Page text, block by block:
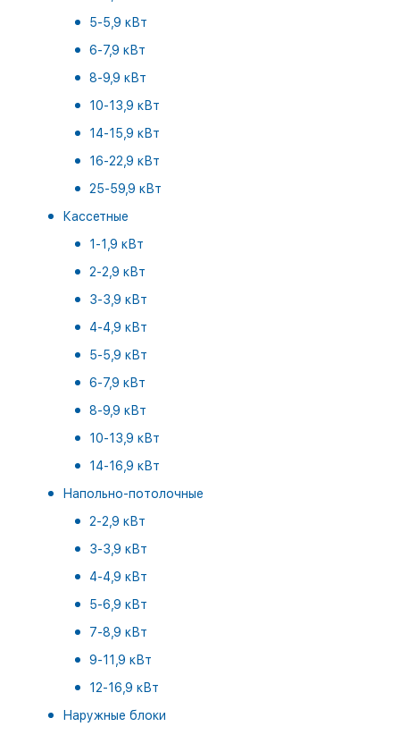
5-5,9 кВт
6-7,9 кВт
8-9,9 кВт
10-13,9 кВт
14-15,9 кВт
16-22,9 кВт
25-59,9 кВт
Кассетные
1-1,9 кВт
2-2,9 кВт
3-3,9 кВт
4-4,9 кВт
5-5,9 кВт
6-7,9 кВт
8-9,9 кВт
10-13,9 кВт
14-16,9 кВт
Напольно-потолочные
2-2,9 кВт
3-3,9 кВт
4-4,9 кВт
5-6,9 кВт
7-8,9 кВт
9-11,9 кВт
12-16,9 кВт
Наружные блоки